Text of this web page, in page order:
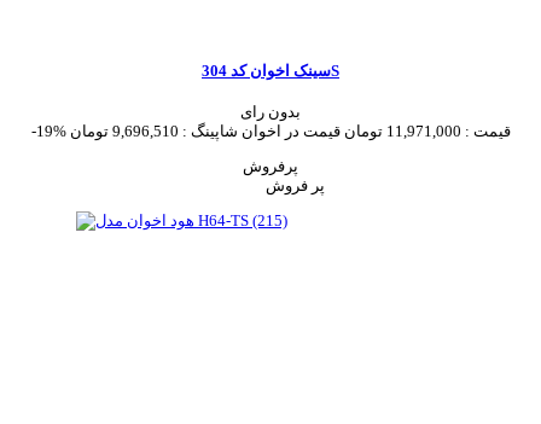
سینک اخوان کد 304S
بدون رای
-19%
قیمت : 11,971,000 تومان قیمت در اخوان شاپینگ : 9,696,510 تومان
پرفروش